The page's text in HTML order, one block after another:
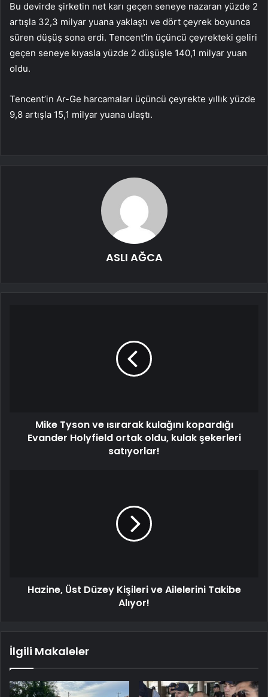
Bu devirde şirketin net karı geçen seneye nazaran yüzde 2
artışla 32,3 milyar yuana yaklaştı ve dört çeyrek boyunca
süren düşüş sona erdi. Tencent’in üçüncü çeyrekteki geliri
geçen seneye kıyasla yüzde 2 düşüşle 140,1 milyar yuan
oldu.
Tencent’in Ar-Ge harcamaları üçüncü çeyrekte yıllık yüzde
9,8 artışla 15,1 milyar yuana ulaştı.
ASLI AĞCA
Mike Tyson ve ısırarak kulağını kopardığı
Evander Holyfield ortak oldu, kulak şekerleri
satıyorlar!
Hazine, Üst Düzey Kişileri ve Ailelerini Takibe
Alıyor!
İlgili Makaleler